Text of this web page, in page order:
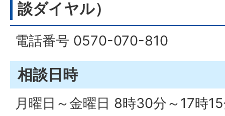
談ダイヤル）
電話番号 0570-070-810
相談日時
月曜日～金曜日 8時30分～17時